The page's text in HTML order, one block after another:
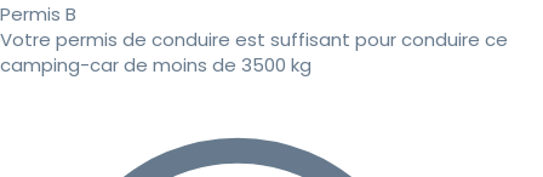
Permis B
Votre permis de conduire est suffisant pour conduire ce
camping-car de moins de 3500 kg